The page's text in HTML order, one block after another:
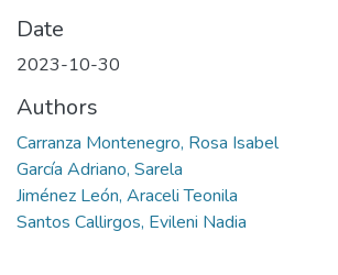
Date
2023-10-30
Authors
Carranza Montenegro, Rosa Isabel
García Adriano, Sarela
Jiménez León, Araceli Teonila
Santos Callirgos, Evileni Nadia